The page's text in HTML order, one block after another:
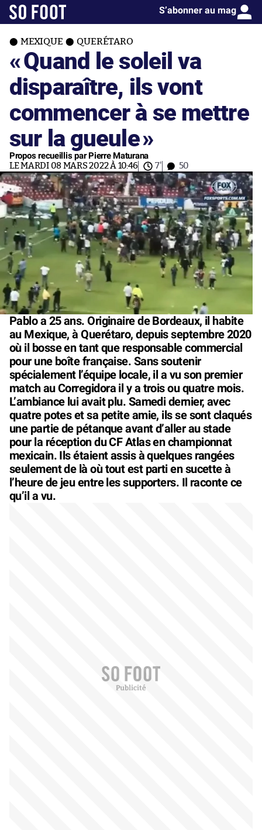
S’abonner au mag
MEXIQUE QUERÉTARO
«Quand le soleil va
disparaître, ils vont
commencer à se mettre
sur la gueule»
Propos recueillis par Pierre Maturana
LE MARDI 08 MARS 2022 À 10:46 7' 50
Pablo a 25 ans. Originaire de Bordeaux, il habite
au Mexique, à Querétaro, depuis septembre 2020
où il bosse en tant que responsable commercial
pour une boîte française. Sans soutenir
spécialement l’équipe locale, il a vu son premier
match au Corregidora il y a trois ou quatre mois.
L’ambiance lui avait plu. Samedi dernier, avec
quatre potes et sa petite amie, ils se sont claqués
une partie de pétanque avant d’aller au stade
pour la réception du CF Atlas en championnat
mexicain. Ils étaient assis à quelques rangées
seulement de là où tout est parti en sucette à
l’heure de jeu entre les supporters. Il raconte ce
qu’il a vu.